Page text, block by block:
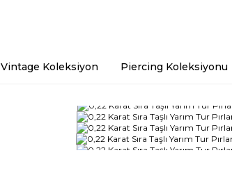
Vintage Koleksiyon Piercing Koleksiyonu